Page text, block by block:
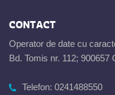
CONTACT
Operator de date cu
Bd. Tomis nr. 112; 900657
Telefon: 0241488550